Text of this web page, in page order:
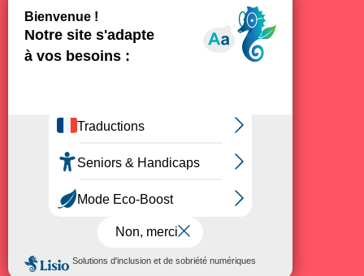
ESPACE FORMATEUR